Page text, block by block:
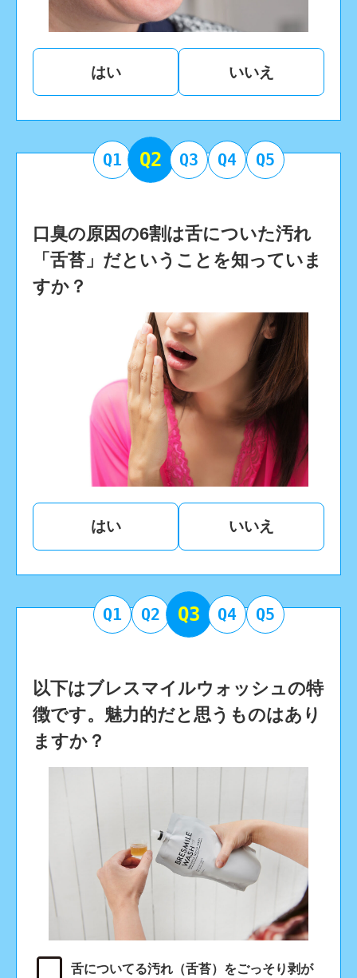
はい いいえ
Q1 Q2 Q3 Q4 Q5
口臭の原因の6割は舌についた汚れ
「舌苔」だということを知っていま
すか？
はい いいえ
Q1 Q2 Q3 Q4 Q5
以下はブレスマイルウォッシュの特
徴です。魅力的だと思うものはあり
ますか？
舌についてる汚れ（舌苔）をごっそり剥が